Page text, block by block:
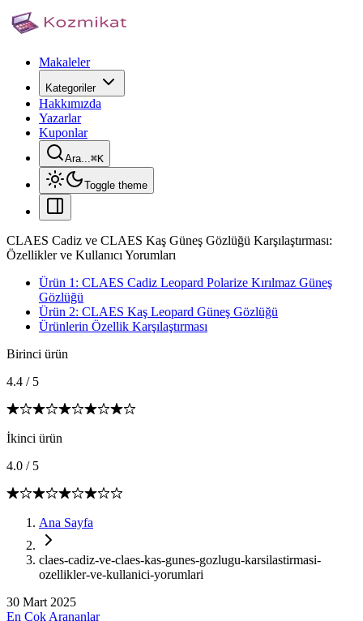
Makaleler
Kategoriler
Hakkımızda
Yazarlar
Kuponlar
Ara...⌘K
Toggle theme
CLAES Cadiz ve CLAES Kaş Güneş Gözlüğü Karşılaştırması:
Özellikler ve Kullanıcı Yorumları
Ürün 1: CLAES Cadiz Leopard Polarize Kırılmaz Güneş
Gözlüğü
Ürün 2: CLAES Kaş Leopard Güneş Gözlüğü
Ürünlerin Özellik Karşılaştırması
Birinci ürün
4.4 / 5
İkinci ürün
4.0 / 5
Ana Sayfa
claes-cadiz-ve-claes-kas-gunes-gozlugu-karsilastirmasi-
ozellikler-ve-kullanici-yorumlari
30 Mart 2025
En Çok Arananlar